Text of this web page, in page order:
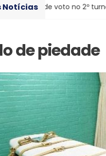
Notícias
de voto no 2º turno